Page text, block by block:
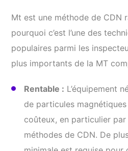
Mt est une méthode de CDN
pourquoi c’est l’une des
populaires parmi les
plus importants de la MT
Rentable : L’équipement
de particules
coûteux, en particulier par
méthodes de CDN. De